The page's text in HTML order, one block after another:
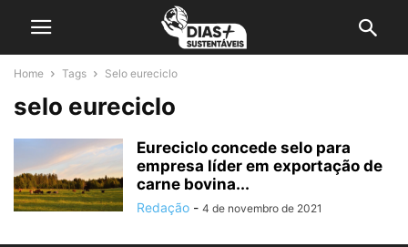
Home Tags Selo eureciclo
selo eureciclo
Eureciclo concede selo para
empresa líder em exportação de
carne bovina...
Redação - 4 de novembro de 2021